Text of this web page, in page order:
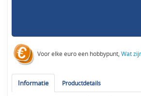
Voor elke euro een hobbypunt,Wat
Informatie Productdetails